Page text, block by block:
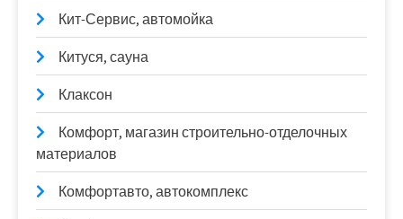
Кит-Сервис, автомойка
Китуся, сауна
Клаксон
Комфорт, магазин строительно-отделочных
материалов
Комфортавто, автокомплекс